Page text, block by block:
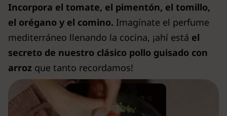
Incorpora el tomate, el pimentón, el tomillo,
el orégano y el comino. Imagínate el perfume
mediterráneo llenando la cocina, ¡ahí está el
secreto de nuestro clásico pollo guisado con
arroz que tanto recordamos!